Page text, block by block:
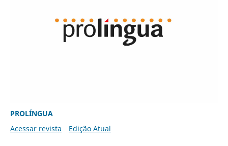
PROLÍNGUA
Acessar revista
Edição Atual